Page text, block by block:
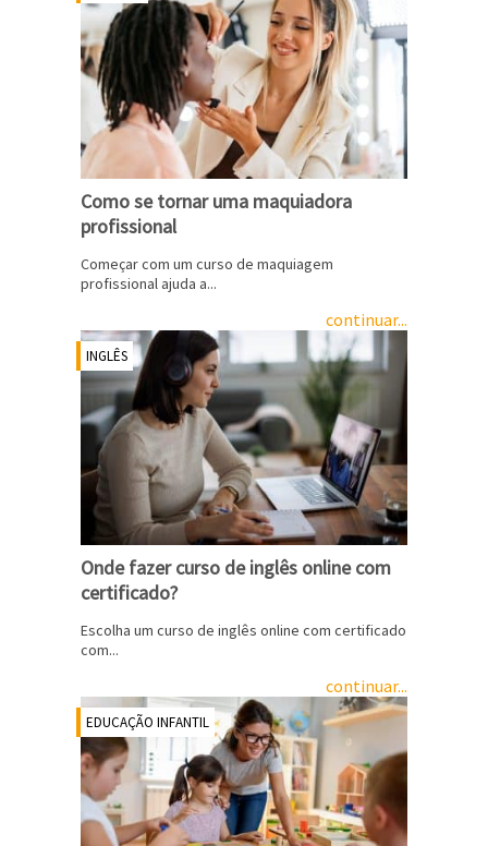
Como se tornar uma maquiadora
profissional
Começar com um curso de maquiagem
profissional ajuda a...
continuar...
INGLÊS
Onde fazer curso de inglês online com
certificado?
Escolha um curso de inglês online com certificado
com...
continuar...
EDUCAÇÃO INFANTIL